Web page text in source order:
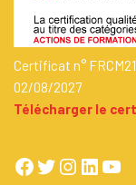
Certificat n°
02/08/2027
Télécharger le